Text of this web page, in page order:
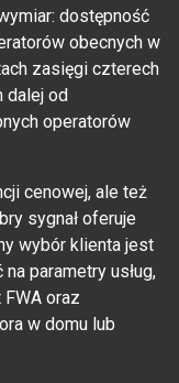
dostępność
obecnych w
zasięgi czterech
dalej od
operatorów
cenowej, ale też
sygnał oferuje
wybór klienta jest
parametry usług,
oraz
w domu lub